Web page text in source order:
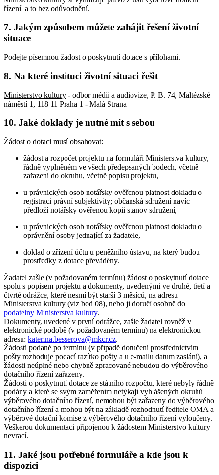
řízení, a to bez odůvodnění.
7. Jakým způsobem můžete zahájit řešení životní
situace
Podejte písemnou žádost o poskytnutí dotace s přílohami.
8. Na které instituci životní situaci řešit
Ministerstvo kultury - odbor médií a audiovize, P. B. 74, Maltézské
náměstí 1, 118 11 Praha 1 - Malá Strana
10. Jaké doklady je nutné mít s sebou
Žádost o dotaci musí obsahovat:
žádost a rozpočet projektu na formuláři Ministerstva kultury,
řádně vyplněném ve všech předepsaných bodech, včetně
zařazení do okruhu, včetně popisu projektu,
u právnických osob notářsky ověřenou platnost dokladu o
registraci právní subjektivity; občanská sdružení navíc
předloží notářsky ověřenou kopii stanov sdružení,
u právnických osob notářsky ověřenou platnost dokladu o
oprávnění osoby jednající za žadatele,
doklad o zřízení účtu u peněžního ústavu, na který budou
prostředky z dotace převáděny.
Žadatel zašle (v požadovaném termínu) žádost o poskytnutí dotace
spolu s popisem projektu a dokumenty, uvedenými ve druhé, třetí a
čtvrté odrážce, které nesmí být starší 3 měsíců, na adresu
Ministerstva kultury (viz bod 08), nebo ji doručí osobně do
podatelny Ministerstva kultury.
Dokumenty, uvedené v první odrážce, zašle žadatel rovněž v
elektronické podobě (v požadovaném termínu) na elektronickou
adresu: katerina.besserova@mkcr.cz.
Žádosti podané po termínu (v případě doručení prostřednictvím
pošty rozhoduje podací razítko pošty a u e-mailu datum zaslání), a
žádosti neúplné nebo chybně zpracované nebudou do výběrového
dotačního řízení zařazeny.
Žádosti o poskytnutí dotace ze státního rozpočtu, které nebyly řádně
podány a které se svým zaměřením netýkají vyhlášených okruhů
výběrového dotačního řízení, nemohou být zařazeny do výběrového
dotačního řízení a mohou být na základě rozhodnutí ředitele OMA a
výběrové dotační komise z výběrového dotačního řízení vyloučeny.
Veškerou dokumentaci připojenou k žádostem Ministerstvo kultury
nevrací.
11. Jaké jsou potřebné formuláře a kde jsou k
dispozici